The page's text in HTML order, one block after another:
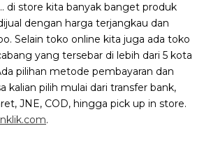
di store kita banyak banget produk
dengan harga terjangkau dan
Selain toko online kita juga ada toko
yang tersebar di lebih dari 5 kota
pilihan metode pembayaran dan
kalian pilih mulai dari transfer bank,
JNE, COD, hingga pick up in store.
.